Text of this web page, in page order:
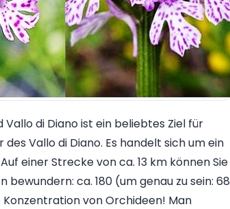
di Diano ist ein beliebtes Ziel für
Vallo di Diano. Es handelt sich um ein
einer Strecke von ca. 13 km können Sie
ca. 180 (um genau zu sein: 68
von Orchideen! Man